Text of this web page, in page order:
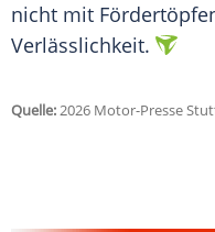
nicht mit
Verlässlichkeit.
Quelle:2026 Motor-Presse